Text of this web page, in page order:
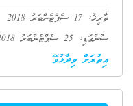
ތާރީޚު: 17 ސެޕްޓެންބަރު 2018
ސުންގަޑި: 25 ސެޕްޓެންބަރު 2018 13:00
އިތުރަށް ވިދާޅުވޭ